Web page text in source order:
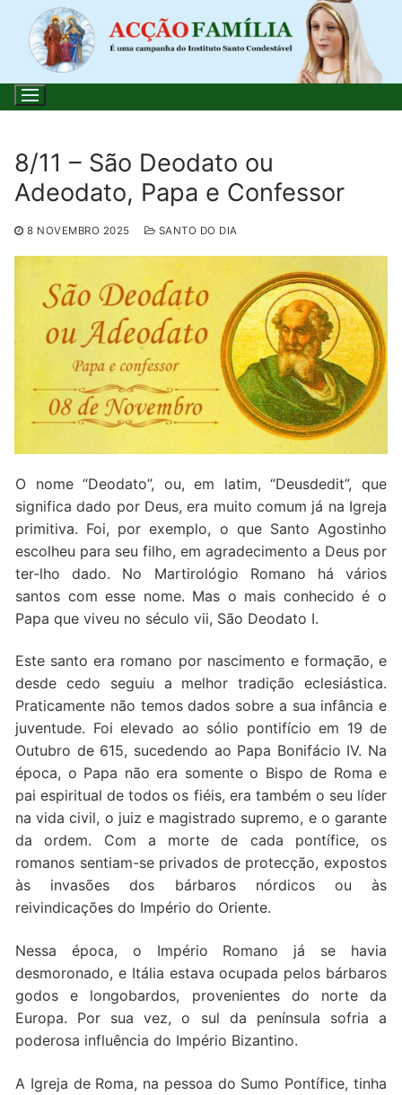
para
conteúdo
Pesquisar
por:
Loja
Blog
Santo do Dia
Quem somos nós
8/11 – São Deodato ou
Adeodato, Papa e Confessor
8 NOVEMBRO 2025 SANTO DO DIA
O nome “Deodato”, ou, em latim, “Deusdedit”, que
significa dado por Deus, era muito comum já na Igreja
primitiva. Foi, por exemplo, o que Santo Agostinho
escolheu para seu filho, em agradecimento a Deus por
ter-lho dado. No Martirológio Romano há vários
santos com esse nome. Mas o mais conhecido é o
Papa que viveu no século vii, São Deodato I.
Este santo era romano por nascimento e formação, e
desde cedo seguiu a melhor tradição eclesiástica.
Praticamente não temos dados sobre a sua infância e
juventude. Foi elevado ao sólio pontifício em 19 de
Outubro de 615, sucedendo ao Papa Bonifácio IV. Na
época, o Papa não era somente o Bispo de Roma e
pai espiritual de todos os fiéis, era também o seu líder
na vida civil, o juiz e magistrado supremo, e o garante
da ordem. Com a morte de cada pontífice, os
romanos sentiam-se privados de protecção, expostos
às invasões dos bárbaros nórdicos ou às
reivindicações do Império do Oriente.
Nessa época, o Império Romano já se havia
desmoronado, e Itália estava ocupada pelos bárbaros
godos e longobardos, provenientes do norte da
Europa. Por sua vez, o sul da península sofria a
poderosa influência do Império Bizantino.
A Igreja de Roma, na pessoa do Sumo Pontífice, tinha